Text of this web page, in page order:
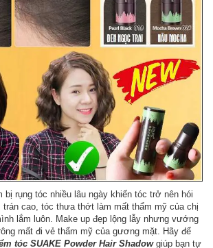
bị rụng tóc nhiều lâu ngày khiến tóc trở nên hói
trán cao, tóc thưa thớt làm mất thẩm mỹ của chị
lắm luôn. Make up đẹp lộng lẫy nhưng vướng
mất đi vẻ thẩm mỹ của gương mặt. Hãy để
tóc SUAKE Powder Hair Shadowgiúp bạn tự